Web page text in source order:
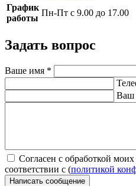
График
работы
Пн-Пт с 9.00 до 17.00
Задать вопрос
Ваше имя *
Ваш
Согласен с обработкой
соответствии с (политикой
Написать сообщение